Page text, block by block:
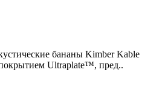
бананы Kimber Kable
Ultraplate™, пред..